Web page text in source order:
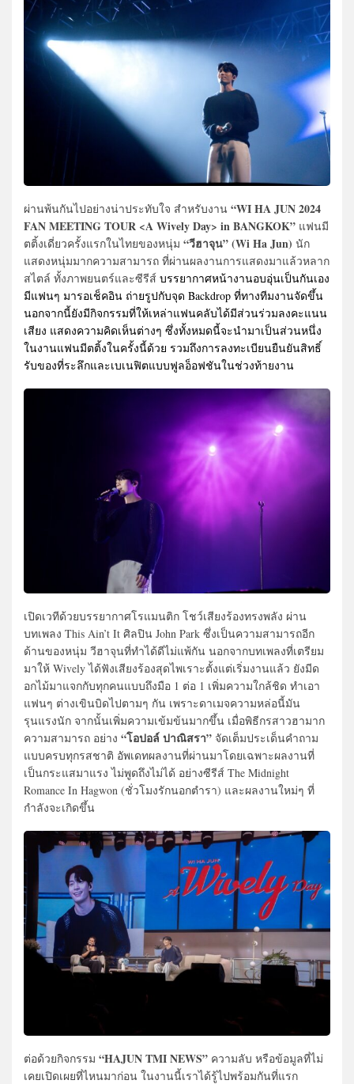
ผ่านพ้นกันไปอย่างน่าประทับใจ สำหรับงาน “WI HA JUN 2024
FAN MEETING TOUR <A Wively Day> in BANGKOK” แฟนมี
ตติ้งเดี่ยวครั้งแรกในไทยของหนุ่ม “วีฮาจุน” (Wi Ha Jun) นัก
แสดงหนุ่มมากความสามารถ ที่ผ่านผลงานการแสดงมาแล้วหลาก
สไตล์ ทั้งภาพยนตร์และซีรีส์ บรรยากาศหน้างานอบอุ่นเป็นกันเอง
มีแฟนๆ มารอเช็คอิน ถ่ายรูปกับจุด Backdrop ที่ทางทีมงานจัดขึ้น
นอกจากนี้ยังมีกิจกรรมที่ให้เหล่าแฟนคลับได้มีส่วนร่วมลงคะแนน
เสียง แสดงความคิดเห็นต่างๆ ซึ่งทั้งหมดนี้จะนำมาเป็นส่วนหนึ่ง
ในงานแฟนมีตติ้งในครั้งนี้ด้วย รวมถึงการลงทะเบียนยืนยันสิทธิ์
รับของที่ระลึกและเบเนฟิตแบบฟูลอ็อฟชันในช่วงท้ายงาน
เปิดเวทีด้วยบรรยากาศโรแมนติก โชว์เสียงร้องทรงพลัง ผ่าน
บทเพลง This Ain’t It ศิลปิน John Park ซึ่งเป็นความสามารถอีก
ด้านของหนุ่ม วีฮาจุนที่ทำได้ดีไม่แพ้กัน นอกจากบทเพลงที่เตรียม
มาให้ Wively ได้ฟังเสียงร้องสุดไพเราะตั้งแต่เริ่มงานแล้ว ยังมีด
อกไม้มาแจกกับทุกคนแบบถึงมือ 1 ต่อ 1 เพิ่มความใกล้ชิด ทำเอา
แฟนๆ ต่างเขินบิดไปตามๆ กัน เพราะดาเมจความหล่อนี้มัน
รุนแรงนัก จากนั้นเพิ่มความเข้มข้นมากขึ้น เมื่อพิธีกรสาวฮามาก
ความสามารถ อย่าง “โอปอล์ ปาณิสรา” จัดเต็มประเด็นคำถาม
แบบครบทุกรสชาติ อัพเดทผลงานที่ผ่านมาโดยเฉพาะผลงานที่
เป็นกระแสมาแรง ไม่พูดถึงไม่ได้ อย่างซีรีส์ The Midnight
Romance In Hagwon (ชั่วโมงรักนอกตำรา) และผลงานใหม่ๆ ที่
กำลังจะเกิดขึ้น
ต่อด้วยกิจกรรม “HAJUN TMI NEWS” ความลับ หรือข้อมูลที่ไม่
เคยเปิดเผยที่ไหนมาก่อน ในงานนี้เราได้รู้ไปพร้อมกันที่แรก